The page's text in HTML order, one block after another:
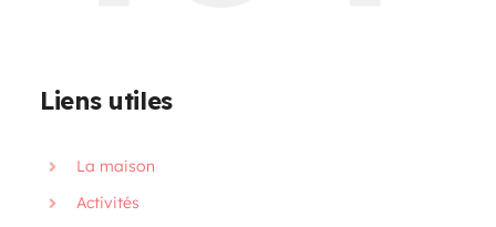
OFFRES D’EMPLOI
Liens utiles
La maison
Activités